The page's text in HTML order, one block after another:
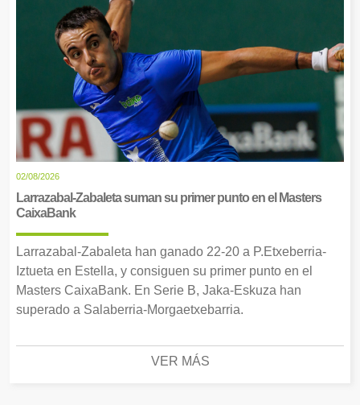
02/08/2026
Larrazabal-Zabaleta suman su primer punto en el Masters
CaixaBank
Larrazabal-Zabaleta han ganado 22-20 a P.Etxeberria-
Iztueta en Estella, y consiguen su primer punto en el
Masters CaixaBank. En Serie B, Jaka-Eskuza han
superado a Salaberria-Morgaetxebarria.
VER MÁS